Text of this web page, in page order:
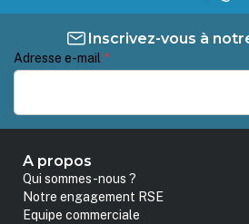
Inscrivez-vous à
Adresse e-mail *
A propos
Qui sommes-nous ?
Notre engagement RSE
Equipe commerciale